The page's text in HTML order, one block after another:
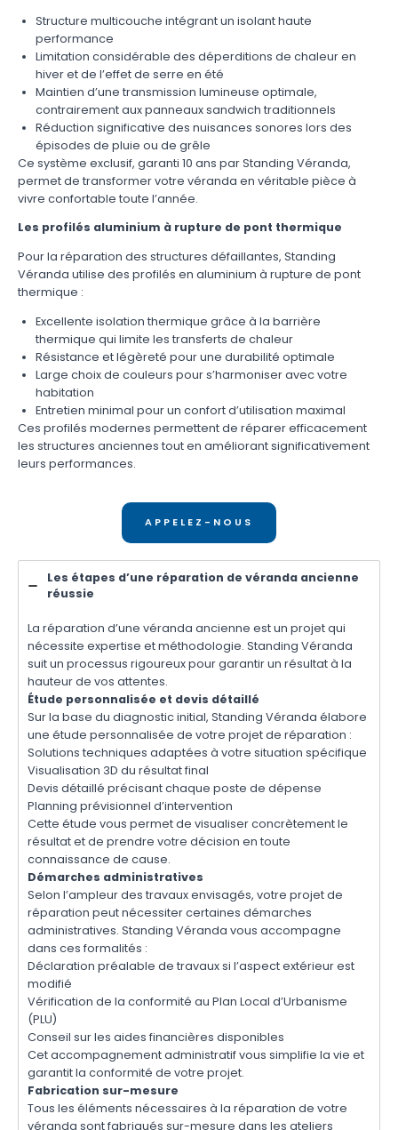
Structure multicouche intégrant un isolant haute
performance
Limitation considérable des déperditions de chaleur en
hiver et de l’effet de serre en été
Maintien d’une transmission lumineuse optimale,
contrairement aux panneaux sandwich traditionnels
Réduction significative des nuisances sonores lors des
épisodes de pluie ou de grêle
Ce système exclusif, garanti 10 ans par Standing Véranda,
permet de transformer votre véranda en véritable pièce à
vivre confortable toute l’année.
Les profilés aluminium à rupture de pont thermique
Pour la réparation des structures défaillantes, Standing
Véranda utilise des profilés en aluminium à rupture de pont
thermique :
Excellente isolation thermique grâce à la barrière
thermique qui limite les transferts de chaleur
Résistance et légèreté pour une durabilité optimale
Large choix de couleurs pour s’harmoniser avec votre
habitation
Entretien minimal pour un confort d’utilisation maximal
Ces profilés modernes permettent de réparer efficacement
les structures anciennes tout en améliorant significativement
leurs performances.
APPELEZ-NOUS
Les étapes d’une réparation de véranda ancienne
réussie
La réparation d’une véranda ancienne est un projet qui
nécessite expertise et méthodologie. Standing Véranda
suit un processus rigoureux pour garantir un résultat à la
hauteur de vos attentes.
Étude personnalisée et devis détaillé
Sur la base du diagnostic initial, Standing Véranda élabore
une étude personnalisée de votre projet de réparation :
Solutions techniques adaptées à votre situation spécifique
Visualisation 3D du résultat final
Devis détaillé précisant chaque poste de dépense
Planning prévisionnel d’intervention
Cette étude vous permet de visualiser concrètement le
résultat et de prendre votre décision en toute
connaissance de cause.
Démarches administratives
Selon l’ampleur des travaux envisagés, votre projet de
réparation peut nécessiter certaines démarches
administratives. Standing Véranda vous accompagne
dans ces formalités :
Déclaration préalable de travaux si l’aspect extérieur est
modifié
Vérification de la conformité au Plan Local d’Urbanisme
(PLU)
Conseil sur les aides financières disponibles
Cet accompagnement administratif vous simplifie la vie et
garantit la conformité de votre projet.
Fabrication sur-mesure
Tous les éléments nécessaires à la réparation de votre
véranda sont fabriqués sur-mesure dans les ateliers